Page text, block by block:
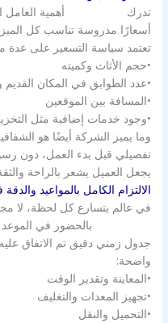
تدرك
أهمية العامل
أسعارًا مدروسة تناسب كل
تعتمد سياسة التسعير على عدة
•حجم الأثاث وكميته
•عدد الطوابق في المكان القديم
•المسافة بين الموقعين
•وجود خدمات إضافية مثل
وما يميز الشركة أيضًا هو
تفصيلي قبل بدء العمل، دون
يجعل العميل يشعر بالراحة
الالتزام الكامل بالمواعيد والدقة
في عالم يتسارع كل لحظة، لا
بالحضور في الموعد
جدول زمني دقيق تم الاتفاق
واضحة:
•المعاينة وتقدير الوقت
•تجهيز المعدات والتغليف
•التحميل والنقل